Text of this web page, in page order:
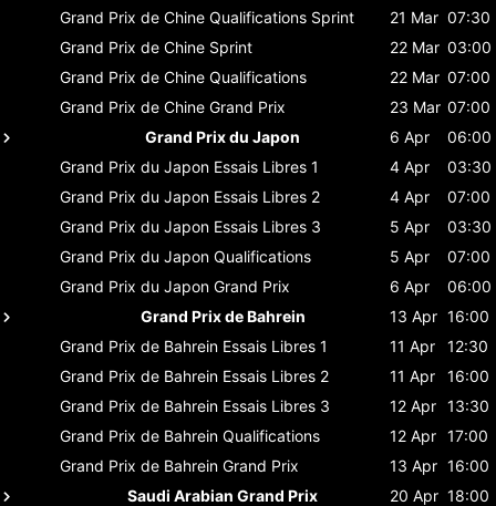
Grand Prix de Chine Qualifications Sprint 21 Mar 07:30
Grand Prix de Chine Sprint 22 Mar 03:00
Grand Prix de Chine Qualifications 22 Mar 07:00
Grand Prix de Chine Grand Prix 23 Mar 07:00
Grand Prix du Japon
6 Apr
06:00
Grand Prix du Japon Essais Libres 1 4 Apr
03:30
Grand Prix du Japon Essais Libres 2 4 Apr
07:00
Grand Prix du Japon Essais Libres 3 5 Apr
03:30
Grand Prix du Japon Qualifications 5 Apr
07:00
Grand Prix du Japon Grand Prix 6 Apr
06:00
Grand Prix de Bahrein
13 Apr 16:00
Grand Prix de Bahrein Essais Libres 1 11 Apr
12:30
Grand Prix de Bahrein Essais Libres 2 11 Apr
16:00
Grand Prix de Bahrein Essais Libres 3 12 Apr 13:30
Grand Prix de Bahrein Qualifications 12 Apr 17:00
Grand Prix de Bahrein Grand Prix 13 Apr 16:00
Saudi Arabian Grand Prix
20 Apr 18:00